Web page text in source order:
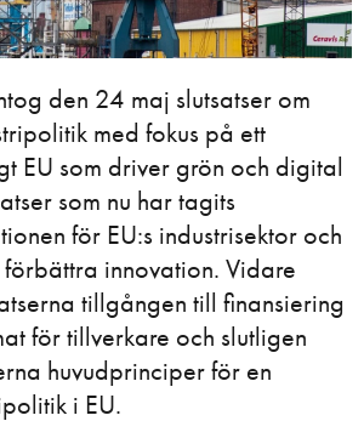
den 24 maj slutsatser om
med fokus på ett
EU som driver grön och digital
som nu har tagits
för EU:s industrisektor och
förbättra innovation. Vidare
tillgången till finansiering
för tillverkare och slutligen
huvudprinciper för en
i EU.